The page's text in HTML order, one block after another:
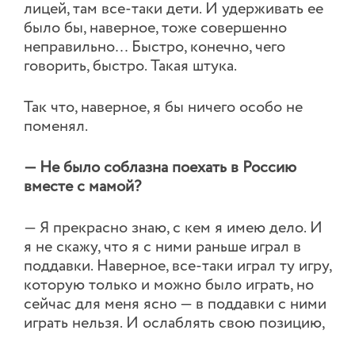
лицей, там все-таки дети. И удерживать ее
было бы, наверное, тоже совершенно
неправильно… Быстро, конечно, чего
говорить, быстро. Такая штука.
Так что, наверное, я бы ничего особо не
поменял.
— Не было соблазна поехать в Россию
вместе с мамой?
— Я прекрасно знаю, с кем я имею дело. И
я не скажу, что я с ними раньше играл в
поддавки. Наверное, все-таки играл ту игру,
которую только и можно было играть, но
сейчас для меня ясно — в поддавки с ними
играть нельзя. И ослаблять свою позицию,